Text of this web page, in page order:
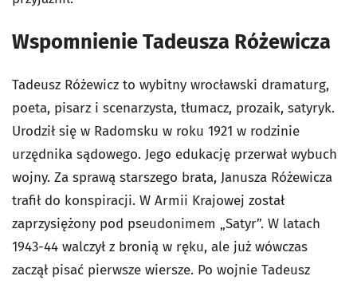
Wspomnienie Tadeusza Różewicza
Tadeusz Różewicz to wybitny wrocławski dramaturg,
poeta, pisarz i scenarzysta, tłumacz, prozaik, satyryk.
Urodził się w Radomsku w roku 1921 w rodzinie
urzędnika sądowego. Jego edukację przerwał wybuch
wojny. Za sprawą starszego brata, Janusza Różewicza
trafił do konspiracji. W Armii Krajowej został
zaprzysiężony pod pseudonimem „Satyr”. W latach
1943-44 walczył z bronią w ręku, ale już wówczas
zaczął pisać pierwsze wiersze. Po wojnie Tadeusz